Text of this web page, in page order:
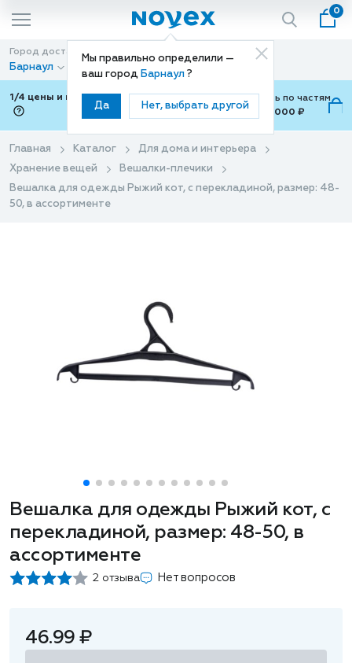
Мы правильно определили —
ваш город Барнаул ?
Да Нет, выбрать другой
0
Город доставки
Барнаул
Способ доставки
Доставка
1/4 цены и покупки ваши с Подели
Можно оплатить по частям
от 700 ₽ до 15,000 ₽
Главная Каталог
Для дома и интерьера
Хранение вещей
Вешалки-плечики
Вешалка для одежды Рыжий кот, с перекладиной, размер: 48-
50, в ассортименте
Вешалка для одежды Рыжий кот, с
перекладиной, размер: 48-50, в
ассортименте
2 отзыва Нет вопросов
46.99 ₽